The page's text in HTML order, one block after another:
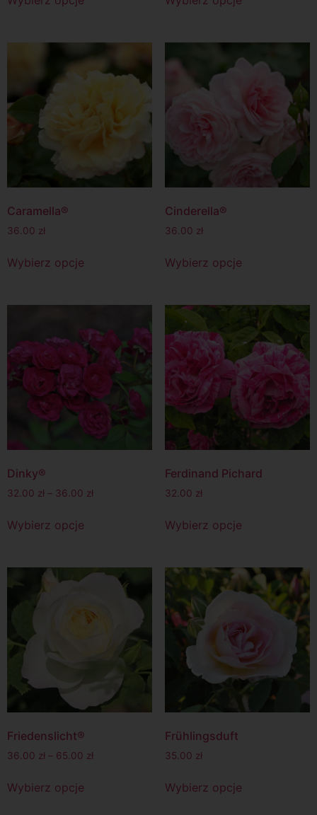
Caramella®
36.00 zł
Wybierz opcje
Cinderella®
36.00 zł
Wybierz opcje
Dinky®
32.00 zł – 36.00 zł
Wybierz opcje
Ferdinand Pichard
32.00 zł
Wybierz opcje
Friedenslicht®
36.00 zł – 65.00 zł
Wybierz opcje
Frühlingsduft
35.00 zł
Wybierz opcje